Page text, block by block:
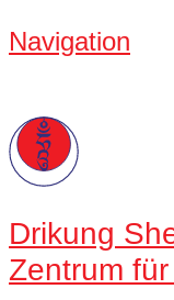
Navigation
Drikung
Zentrum